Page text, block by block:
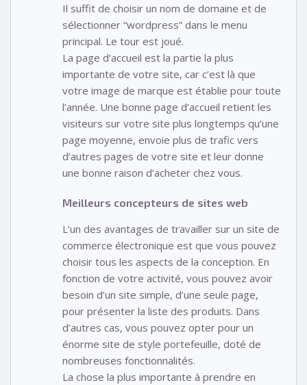
Il suffit de choisir un nom de domaine et de
sélectionner “wordpress” dans le menu
principal. Le tour est joué.
La page d’accueil est la partie la plus
importante de votre site, car c’est là que
votre image de marque est établie pour toute
l’année. Une bonne page d’accueil retient les
visiteurs sur votre site plus longtemps qu’une
page moyenne, envoie plus de trafic vers
d’autres pages de votre site et leur donne
une bonne raison d’acheter chez vous.
Meilleurs concepteurs de sites web
L’un des avantages de travailler sur un site de
commerce électronique est que vous pouvez
choisir tous les aspects de la conception. En
fonction de votre activité, vous pouvez avoir
besoin d’un site simple, d’une seule page,
pour présenter la liste des produits. Dans
d’autres cas, vous pouvez opter pour un
énorme site de style portefeuille, doté de
nombreuses fonctionnalités.
La chose la plus importante à prendre en